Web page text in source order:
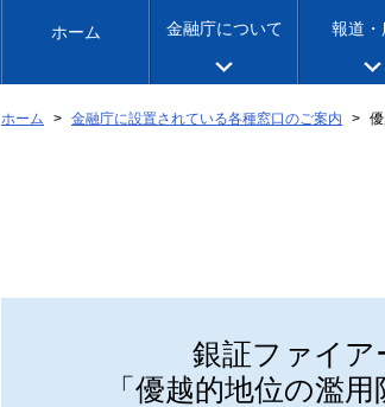
ホーム 金融庁について 報道・
ホーム 金融庁に設置されている各種窓口のご案内
銀証ファイア
「優越的地位の濫